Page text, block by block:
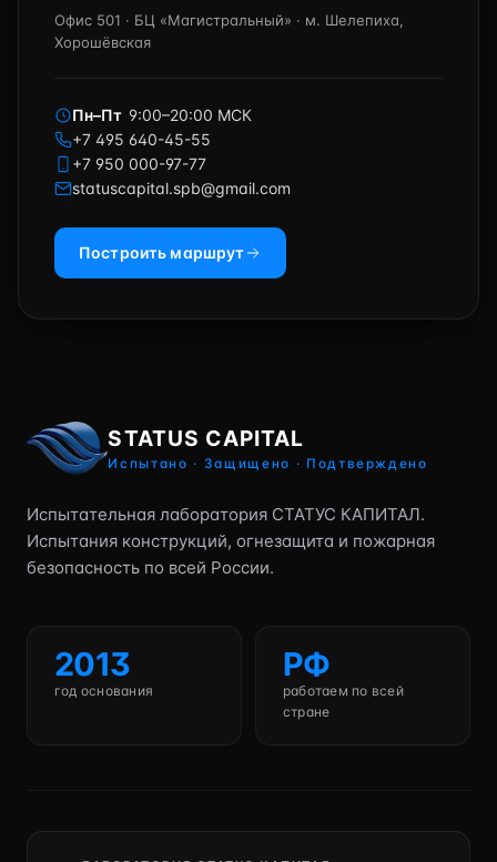
Офис 501 · БЦ «Магистральный» · м. Шелепиха,
Хорошёвская
Пн–Пт 9:00–20:00 МСК
+7 495 640-45-55
+7 950 000-97-77
statuscapital.spb@gmail.com
Построить маршрут
STATUS CAPITAL
Испытано · Защищено · Подтверждено
Испытательная лаборатория СТАТУС КАПИТАЛ.
Испытания конструкций, огнезащита и пожарная
безопасность по всей России.
2013
год основания
РФ
работаем по всей
стране